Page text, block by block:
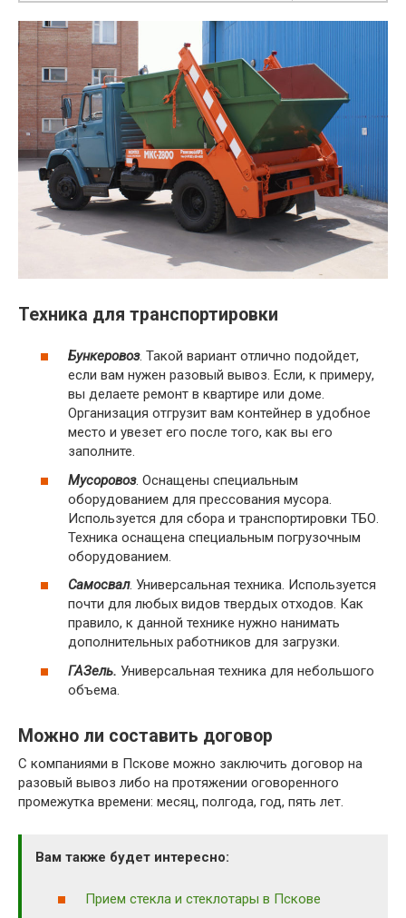
Техника для транспортировки
Бункеровоз. Такой вариант отлично подойдет,
если вам нужен разовый вывоз. Если, к примеру,
вы делаете ремонт в квартире или доме.
Организация отгрузит вам контейнер в удобное
место и увезет его после того, как вы его
заполните.
Мусоровоз. Оснащены специальным
оборудованием для прессования мусора.
Используется для сбора и транспортировки ТБО.
Техника оснащена специальным погрузочным
оборудованием.
Самосвал. Универсальная техника. Используется
почти для любых видов твердых отходов. Как
правило, к данной технике нужно нанимать
дополнительных работников для загрузки.
ГАЗель. Универсальная техника для небольшого
объема.
Можно ли составить договор
С компаниями в Пскове можно заключить договор на
разовый вывоз либо на протяжении оговоренного
промежутка времени: месяц, полгода, год, пять лет.
Вам также будет интересно:
Прием стекла и стеклотары в Пскове